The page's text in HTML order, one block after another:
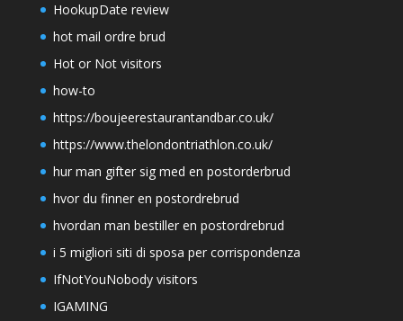
HookupDate review
hot mail ordre brud
Hot or Not visitors
how-to
https://boujeerestaurantandbar.co.uk/
https://www.thelondontriathlon.co.uk/
hur man gifter sig med en postorderbrud
hvor du finner en postordrebrud
hvordan man bestiller en postordrebrud
i 5 migliori siti di sposa per corrispondenza
IfNotYouNobody visitors
IGAMING